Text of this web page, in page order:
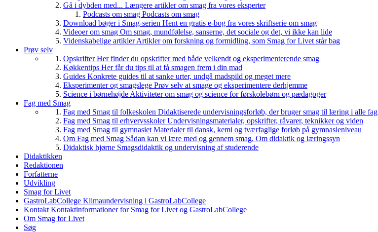
Gå i dybden med... Længere artikler om smag fra vores eksperter
Podcasts om smag Podcasts om smag
Download bøger i Smag-serien Hent en gratis e-bog fra vores skriftserie om smag
Videoer om smag Om smag, mundfølelse, sanserne, det sociale og det, vi ikke kan lide
Videnskabelige artiklerArtikler om forskning og formidling, som Smag for Livet står bag
Prøv selv
OpskrifterHer finder du opskrifter med både velkendt og eksperimenterende smag
Køkkentips Her får du tips til at få smagen frem i din mad
Guides Konkrete guides til at sanke urter, undgå madspild og meget mere
Eksperimenter og smagslege Prøv selv at smage og eksperimentere derhjemme
Science i børnehøjde Aktiviteter om smag og science for førskolebørn og pædagoger
Fag med Smag
Fag med Smag til folkeskolen Didaktiserede undervisningsforløb, der bruger smag til læring i alle fag
Fag med Smag til erhvervsskolerUndervisningsmaterialer, opskrifter, råvarer, teknikker og viden
Fag med Smag til gymnasiet Materialer til dansk, kemi og tværfaglige forløb på gymnasieniveau
Om Fag med Smag Sådan kan vi lære med og gennem smag. Om didaktik og læringssyn
Didaktisk hjørne Smagsdidaktik og undervisning af studerende
Didaktikken
Redaktionen
Forfatterne
Udvikling
Smag for Livet
GastroLabCollege Klimaundervisning i GastroLabCollege
Kontakt Kontaktinformationer for Smag for Livet og GastroLabCollege
Om Smag for Livet
Søg